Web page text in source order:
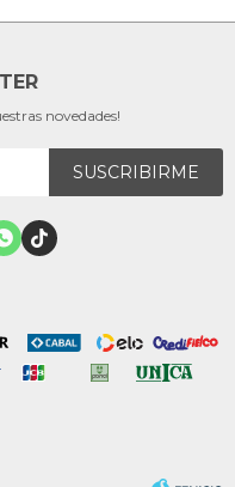
novedades!
SUSCRIBIRME
